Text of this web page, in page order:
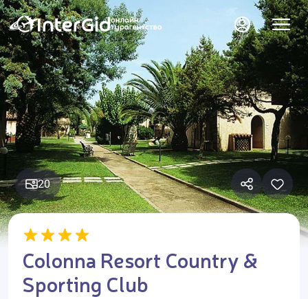
20
Colonna Resort Country &
Sporting Club